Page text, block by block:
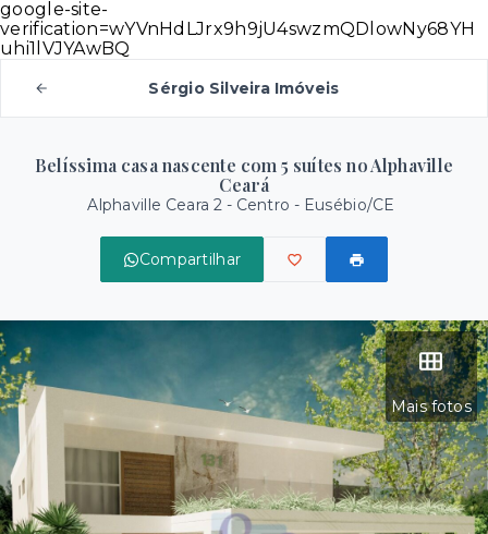
google-site-
verification=wYVnHdLJrx9h9jU4swzmQDlowNy68YH
uhi1lVJYAwBQ
Sérgio Silveira Imóveis
Belíssima casa nascente com 5 suítes no Alphaville
Ceará
Alphaville Ceara 2 - Centro - Eusébio/CE
Compartilhar
Mais fotos